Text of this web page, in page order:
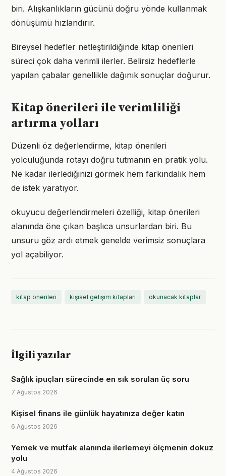
biri. Alışkanlıkların gücünü doğru yönde kullanmak
dönüşümü hızlandırır.
Bireysel hedefler netleştirildiğinde kitap önerileri
süreci çok daha verimli ilerler. Belirsiz hedeflerle
yapılan çabalar genellikle dağınık sonuçlar doğurur.
Kitap önerileri ile verimliliği
artırma yolları
Düzenli öz değerlendirme, kitap önerileri
yolculuğunda rotayı doğru tutmanın en pratik yolu.
Ne kadar ilerlediğinizi görmek hem farkındalık hem
de istek yaratıyor.
okuyucu değerlendirmeleri özelliği, kitap önerileri
alanında öne çıkan başlıca unsurlardan biri. Bu
unsuru göz ardı etmek genelde verimsiz sonuçlara
yol açabiliyor.
kitap önerileri kişisel gelişim kitapları okunacak kitaplar
İlgili yazılar
Sağlık ipuçları sürecinde en sık sorulan üç soru
7 Ağustos 2026
Kişisel finans ile günlük hayatınıza değer katın
6 Ağustos 2026
Yemek ve mutfak alanında ilerlemeyi ölçmenin dokuz
yolu
4 Ağustos 2026